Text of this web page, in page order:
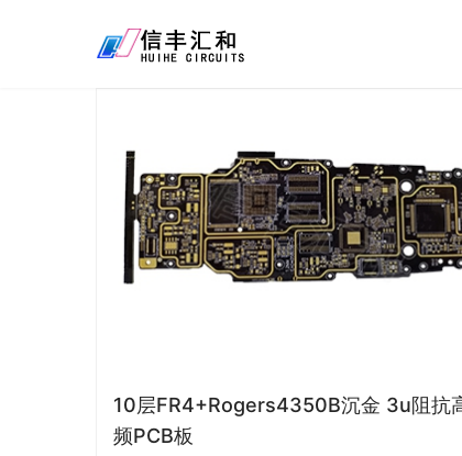
10层FR4+Rogers4350B沉金 3u阻抗
频PCB板